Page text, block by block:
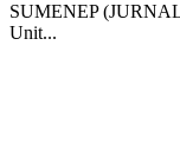
SUMENEP
Unit...